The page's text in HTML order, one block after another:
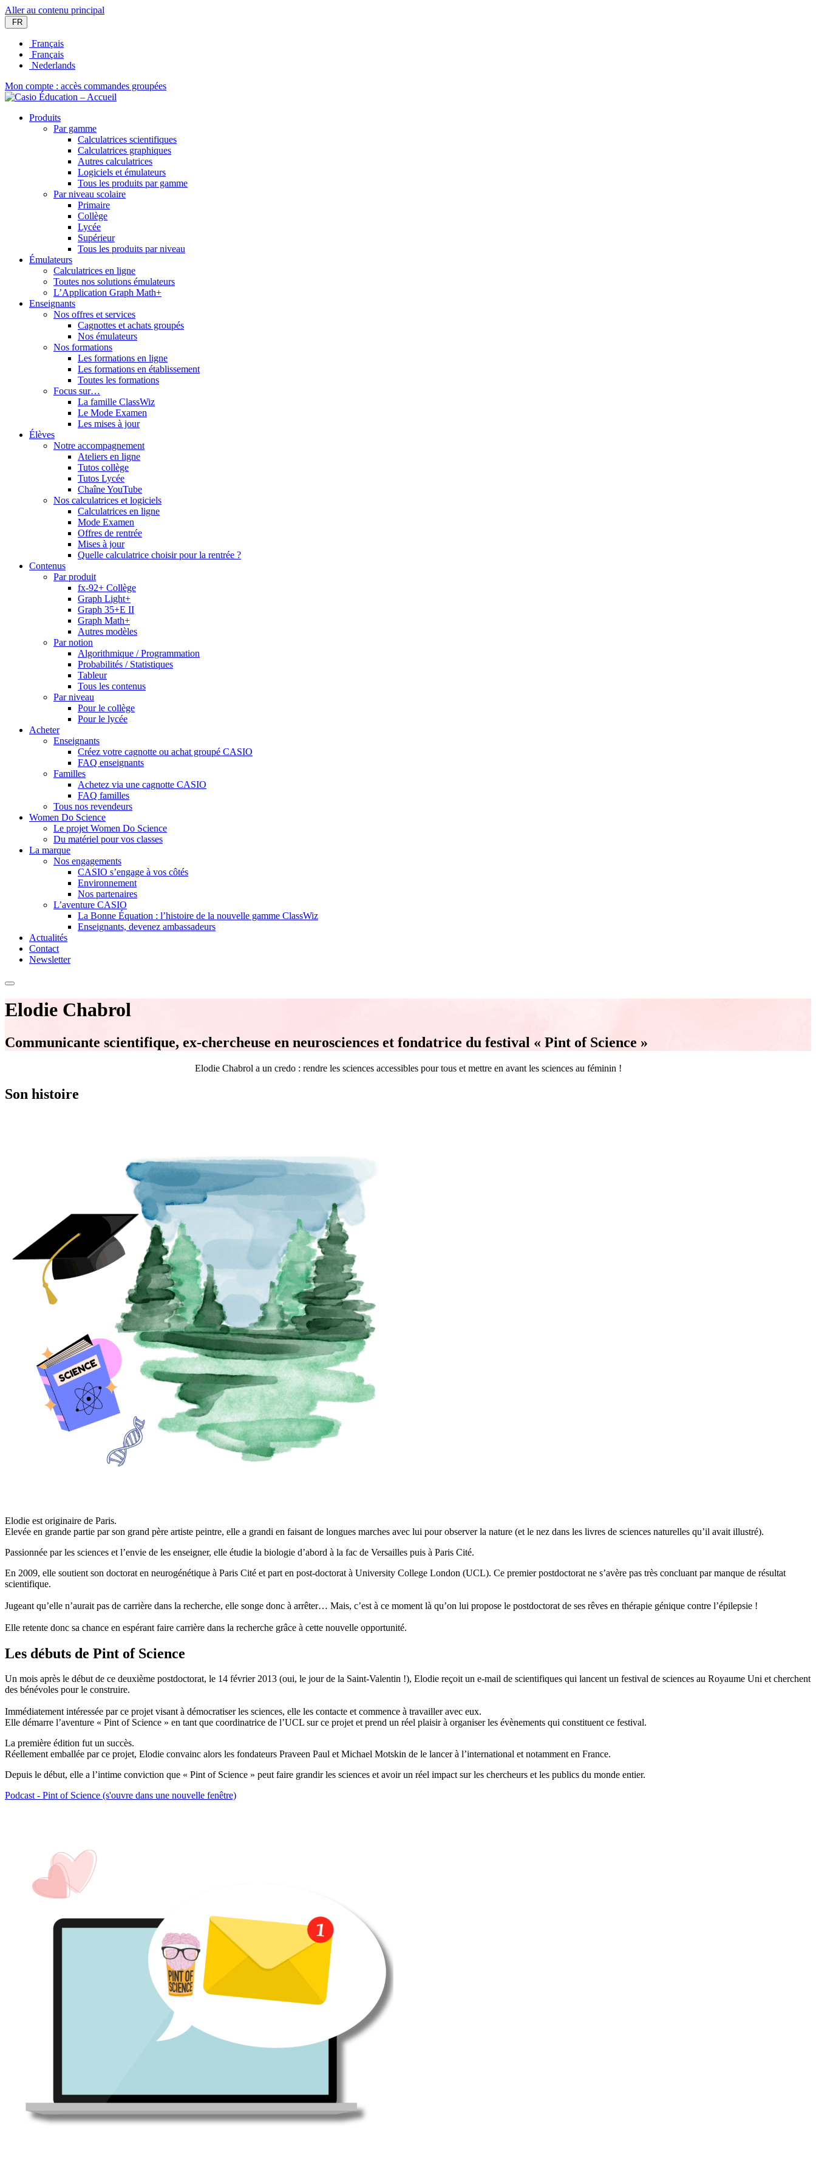
Aller au contenu principal
FR
Français
Français
Nederlands
Mon compte : accès commandes groupées
Produits
Par gamme
Calculatrices scientifiques
Calculatrices graphiques
Autres calculatrices
Logiciels et émulateurs
Tous les produits par gamme
Par niveau scolaire
Primaire
Collège
Lycée
Supérieur
Tous les produits par niveau
Émulateurs
Calculatrices en ligne
Toutes nos solutions émulateurs
L’Application Graph Math+
Enseignants
Nos offres et services
Cagnottes et achats groupés
Nos émulateurs
Nos formations
Les formations en ligne
Les formations en établissement
Toutes les formations
Focus sur…
La famille ClassWiz
Le Mode Examen
Les mises à jour
Élèves
Notre accompagnement
Ateliers en ligne
Tutos collège
Tutos Lycée
Chaîne YouTube
Nos calculatrices et logiciels
Calculatrices en ligne
Mode Examen
Offres de rentrée
Mises à jour
Quelle calculatrice choisir pour la rentrée ?
Contenus
Par produit
fx-92+ Collège
Graph Light+
Graph 35+E II
Graph Math+
Autres modèles
Par notion
Algorithmique / Programmation
Probabilités / Statistiques
Tableur
Tous les contenus
Par niveau
Pour le collège
Pour le lycée
Acheter
Enseignants
Créez votre cagnotte ou achat groupé CASIO
FAQ enseignants
Familles
Achetez via une cagnotte CASIO
FAQ familles
Tous nos revendeurs
Women Do Science
Le projet Women Do Science
Du matériel pour vos classes
La marque
Nos engagements
CASIO s’engage à vos côtés
Environnement
Nos partenaires
L’aventure CASIO
La Bonne Équation : l’histoire de la nouvelle gamme ClassWiz
Enseignants, devenez ambassadeurs
Actualités
Contact
Newsletter
Elodie Chabrol
Communicante scientifique, ex-chercheuse en neurosciences et fondatrice du festival « Pint of Science »
Elodie Chabrol a un credo : rendre les sciences accessibles pour tous et mettre en avant les sciences au féminin !
Son histoire
Elodie est originaire de Paris.
Elevée en grande partie par son grand père artiste peintre, elle a grandi en faisant de longues marches avec lui pour observer la nature (et le nez dans les livres de sciences naturelles qu’il avait illustré).
Passionnée par les sciences et l’envie de les enseigner, elle étudie la biologie d’abord à la fac de Versailles puis à Paris Cité.
En 2009, elle soutient son doctorat en neurogénétique à Paris Cité et part en post-doctorat à University College London (UCL). Ce premier postdoctorat ne s’avère pas très concluant par manque de résultat
scientifique.
Jugeant qu’elle n’aurait pas de carrière dans la recherche, elle songe donc à arrêter… Mais, c’est à ce moment là qu’on lui propose le postdoctorat de ses rêves en thérapie génique contre l’épilepsie !
Elle retente donc sa chance en espérant faire carrière dans la recherche grâce à cette nouvelle opportunité.
Les débuts de Pint of Science
Un mois après le début de ce deuxième postdoctorat, le 14 février 2013 (oui, le jour de la Saint-Valentin !), Elodie reçoit un e-mail de scientifiques qui lancent un festival de sciences au Royaume Uni et cherchent
des bénévoles pour le construire.
Immédiatement intéressée par ce projet visant à démocratiser les sciences, elle les contacte et commence à travailler avec eux.
Elle démarre l’aventure « Pint of Science » en tant que coordinatrice de l’UCL sur ce projet et prend un réel plaisir à organiser les évènements qui constituent ce festival.
La première édition fut un succès.
Réellement emballée par ce projet, Elodie convainc alors les fondateurs Praveen Paul et Michael Motskin de le lancer à l’international et notamment en France.
Depuis le début, elle a l’intime conviction que « Pint of Science » peut faire grandir les sciences et avoir un réel impact sur les chercheurs et les publics du monde entier.
Podcast - Pint of Science (s'ouvre dans une nouvelle fenêtre)